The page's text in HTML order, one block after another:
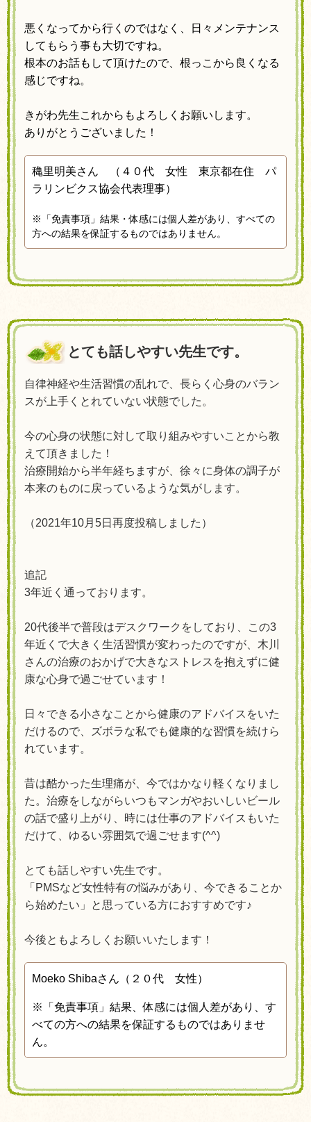
悪くなってから行くのではなく、日々メンテナンス
してもらう事も大切ですね。
根本のお話もして頂けたので、根っこから良くなる
感じですね。
きがわ先生これからもよろしくお願いします。
ありがとうございました！
穐里明美さん （４０代 女性 東京都在住 パ
ラリンビクス協会代表理事）
※「免責事項」結果・体感には個人差があり、すべての
方への結果を保証するものではありません。
とても話しやすい先生です。
自律神経や生活習慣の乱れで、長らく心身のバラン
スが上手くとれていない状態でした。
今の心身の状態に対して取り組みやすいことから教
えて頂きました！
治療開始から半年経ちますが、徐々に身体の調子が
本来のものに戻っているような気がします。
（2021年10月 5日再度投稿しました）
追記
3年近く通っております。
20代後半で普段はデスクワークをしており、この3
年近くで大きく生活習慣が変わったのですが、木川
さんの治療のおかげで大きなストレスを抱えずに健
康な心身で過ごせています！
日々できる小さなことから健康のアドバイスをいた
だけるので、ズボラな私でも健康的な習慣を続けら
れています。
昔は酷かった生理痛が、今ではかなり軽くなりまし
た。治療をしながらいつもマンガやおいしいビール
の話で盛り上がり、時には仕事のアドバイスもいた
だけて、ゆるい雰囲気で過ごせます(^^)
とても話しやすい先生です。
「 PMSなど女性特有の悩みがあり、今できることか
ら始めたい」と思っている方におすすめです♪
今後ともよろしくお願いいたします！
Moeko Shibaさん（２０代 女性）
※
「免責事項」結果、体感には個人差があり、す
べての方への結果を保証するものではありませ
ん。